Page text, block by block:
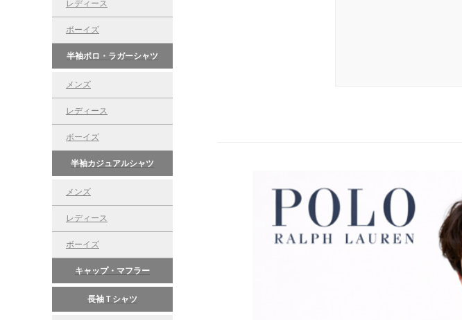
レディース
ボーイズ
半袖ポロ・ラガーシャツ
メンズ
レディース
ボーイズ
半袖カジュアルシャツ
メンズ
レディース
ボーイズ
キャップ・マフラー
長袖Ｔシャツ